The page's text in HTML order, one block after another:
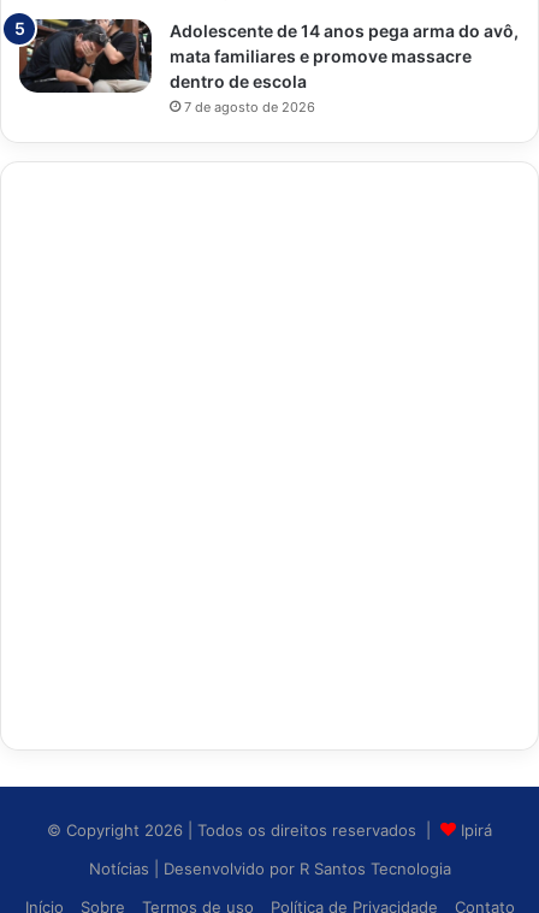
Adolescente de 14 anos pega arma do avô,
mata familiares e promove massacre
dentro de escola
7 de agosto de 2026
© Copyright 2026 | Todos os direitos reservados |
Ipirá
Notícias
| Desenvolvido por R Santos Tecnologia
Início
Sobre Termos de uso Política de Privacidade Contato